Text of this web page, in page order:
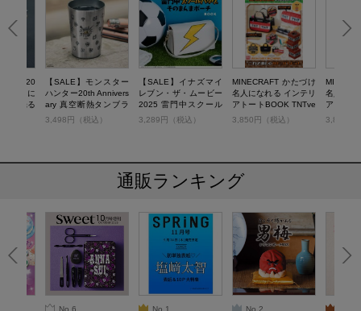
ター20
上手に
炎が光る
【SALE】モンスター
ハンター20th Annivers
ary 真空断熱タンブラ
ーBOOK 武器アイコン
3,498円（税込）
【SALE】イナズマイ
レブン・ザ・ムービー
2025 雷門中スクール
バッグそのまんまポー
3,289円（税込）
MINECRAFT かたづけ
名人になれる インテリ
アトートBOOK TNTve
r.3,850円（税込）
名人にな
アトート
パーver.
3,850円
通販ランキング
No.6 No.1 No.2